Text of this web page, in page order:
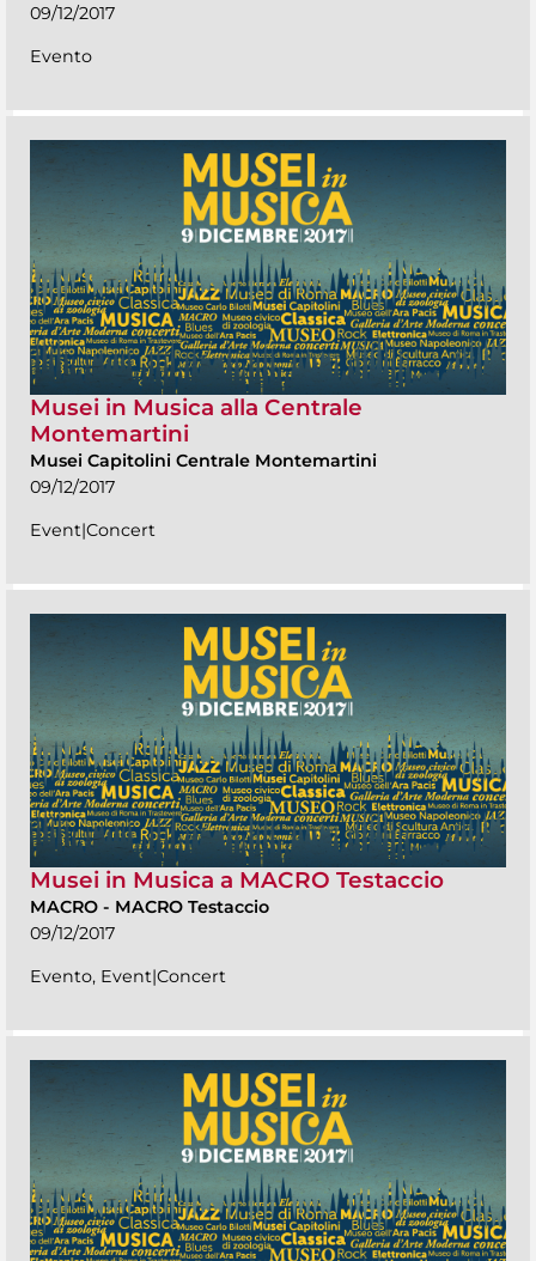
09/12/2017
Evento
Musei in Musica alla Centrale
Montemartini
Musei Capitolini Centrale Montemartini
09/12/2017
Event|Concert
Musei in Musica a MACRO Testaccio
MACRO - MACRO Testaccio
09/12/2017
Evento, Event|Concert